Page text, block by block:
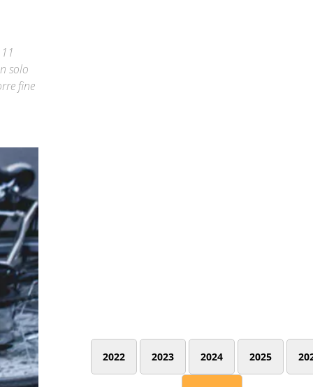
solo
fine
2022 2023 2024 2025